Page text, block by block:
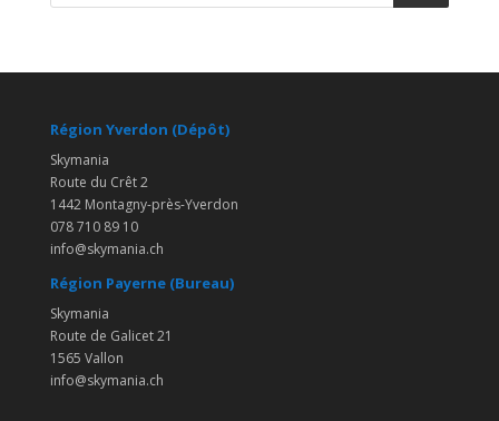
Région Yverdon (Dépôt)
Skymania
Route du Crêt 2
1442 Montagny-près-Yverdon
078 710 89 10
info@skymania.ch
Région Payerne (Bureau)
Skymania
Route de Galicet 21
1565 Vallon
info@skymania.ch